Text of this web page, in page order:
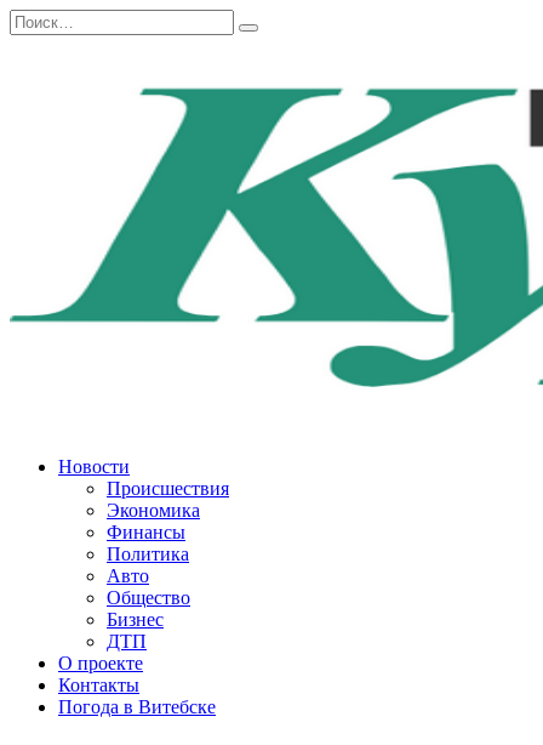
Перейти
к
Search
for:
Новости
Происшествия
Экономика
Финансы
Политика
Авто
Общество
Бизнес
ДТП
О проекте
Контакты
Погода в Витебске